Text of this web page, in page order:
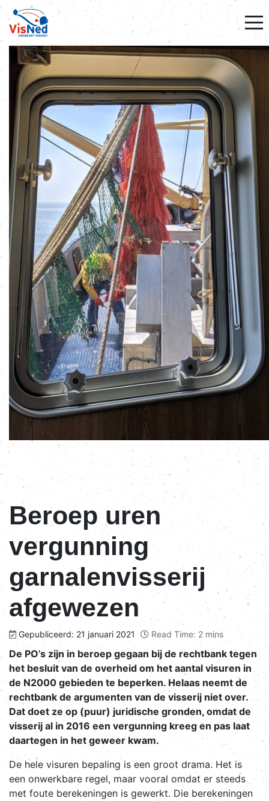
Beroep uren
vergunning
garnalenvisserij
afgewezen
Gepubliceerd: 21 januari 2021 Read Time: 2 mins
De PO’s zijn in beroep gegaan bij de rechtbank tegen
het besluit van de overheid om het aantal visuren in
de N2000 gebieden te beperken. Helaas neemt de
rechtbank de argumenten van de visserij niet over.
Dat doet ze op (puur) juridische gronden, omdat de
visserij al in 2016 een vergunning kreeg en pas laat
daartegen in het geweer kwam.
De hele visuren bepaling is een groot drama. Het is
een onwerkbare regel, maar vooral omdat er steeds
met foute berekeningen is gewerkt. Die berekeningen